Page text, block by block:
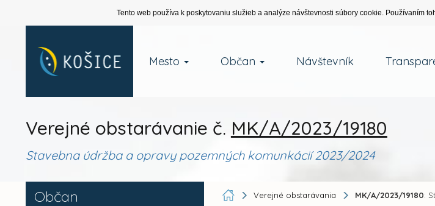
Tento web používa k poskytovaniu služieb a analýze návštevnosti súbory cookie. Používaním
Mesto Občan Návštevník
Verejné obstarávanie č. MK/A/2023/19180
Stavebna údržba a opravy pozemných komunkácií 2023/2024
Občan Verejné obstarávania MK/A/2023/19180: